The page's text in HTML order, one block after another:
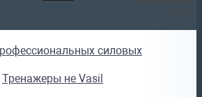
силовых
Тренажеры не Vasil